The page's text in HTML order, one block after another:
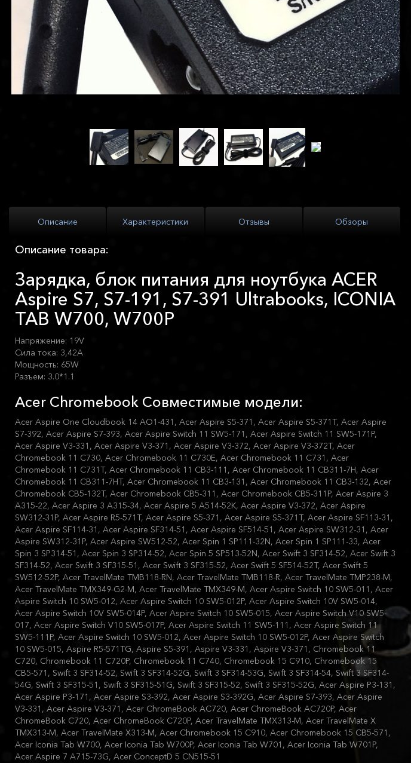
Описание Характеристики Отзывы Обзоры
Описание товара:
Зарядка, блок питания для ноутбука ACER
Aspire S7, S7-191, S7-391 Ultrabooks, ICONIA
TAB W700, W700P
Напряжение: 19V
Сила тока: 3,42A
Мощность: 65W
Разъем: 3.0*1.1
Acer Chromebook Совместимые модели:
Acer Aspire One Cloudbook 14 AO1-431, Acer Aspire S5-371, Acer Aspire S5-371T, Acer Aspire
S7-392, Acer Aspire S7-393, Acer Aspire Switch 11 SW5-171, Acer Aspire Switch 11 SW5-171P,
Acer Aspire V3-331, Acer Aspire V3-371, Acer Aspire V3-372, Acer Aspire V3-372T, Acer
Chromebook 11 C730, Acer Chromebook 11 C730E, Acer Chromebook 11 C731, Acer
Chromebook 11 C731T, Acer Chromebook 11 CB3-111, Acer Chromebook 11 CB311-7H, Acer
Chromebook 11 CB311-7HT, Acer Chromebook 11 CB3-131, Acer Chromebook 11 CB3-132, Acer
Chromebook CB5-132T, Acer Chromebook CB5-311, Acer Chromebook CB5-311P, Acer Aspire 3
A315-22, Acer Aspire 3 A315-34, Acer Aspire 5 A514-52K, Acer Aspire V3-372, Acer Aspire
SW312-31P, Acer Aspire R5-571T, Acer Aspire S5-371, Acer Aspire S5-371T, Acer Aspire SF113-31,
Acer Aspire SF114-31, Acer Aspire SF314-51, Acer Aspire SF514-51, Acer Aspire SW312-31, Acer
Aspire SW312-31P, Acer Aspire SW512-52, Acer Spin 1 SP111-32N, Acer Spin 1 SP111-33, Acer
Spin 3 SP314-51, Acer Spin 3 SP314-52, Acer Spin 5 SP513-52N, Acer Swift 3 SF314-52, Acer Swift 3
SF314-52, Acer Swift 3 SF315-51, Acer Swift 3 SF315-52, Acer Swift 5 SF514-52T, Acer Swift 5
SW512-52P, Acer TravelMate TMB118-RN, Acer TravelMate TMB118-R, Acer TravelMate TMP238-M,
Acer TravelMate TMX349-G2-M, Acer TravelMate TMX349-M, Acer Aspire Switch 10 SW5-011, Acer
Aspire Switch 10 SW5-012, Acer Aspire Switch 10 SW5-012P, Acer Aspire Switch 10V SW5-014,
Acer Aspire Switch 10V SW5-014P, Acer Aspire Switch 10 SW5-015, Acer Aspire Switch V10 SW5-
017, Acer Aspire Switch V10 SW5-017P, Acer Aspire Switch 11 SW5-111, Acer Aspire Switch 11
SW5-111P, Acer Aspire Switch 10 SW5-012, Acer Aspire Switch 10 SW5-012P, Acer Aspire Switch
10 SW5-015, Aspire R5-571TG, Aspire S5-391, Aspire V3-331, Aspire V3-371, Chromebook 11
C720, Chromebook 11 C720P, Chromebook 11 C740, Chromebook 15 C910, Chromebook 15
CB5-571, Swift 3 SF314-52, Swift 3 SF314-52G, Swift 3 SF314-53G, Swift 3 SF314-54, Swift 3 SF314-
54G, Swift 3 SF315-51, Swift 3 SF315-51G, Swift 3 SF315-52, Swift 3 SF315-52G, Acer Aspire P3-131,
Acer Aspire P3-171, Acer Aspire S3-392, Acer Aspire S3-392G, Acer Aspire S7-393, Acer Aspire
V3-331, Acer Aspire V3-371, Acer ChromeBook AC720, Acer ChromeBook AC720P, Acer
ChromeBook C720, Acer ChromeBook C720P, Acer TravelMate TMX313-M, Acer TravelMate X
TMX313-M, Acer TravelMate X313-M, Acer Chromebook 15 C910, Acer Chromebook 15 CB5-571,
Acer Iconia Tab W700, Acer Iconia Tab W700P, Acer Iconia Tab W701, Acer Iconia Tab W701P,
Acer Aspire 7 A715-73G, Acer ConceptD 5 CN515-51